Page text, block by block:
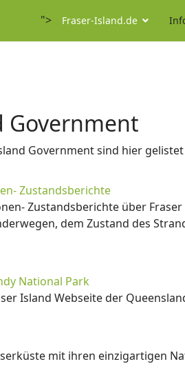
"> Fraser-Island.de
Government
Government sind hier gelistet
Zustandsberichte
Zustandsberichte über
dem Zustand des
National Park
Island Webseite der
mit ihren einzigartigen